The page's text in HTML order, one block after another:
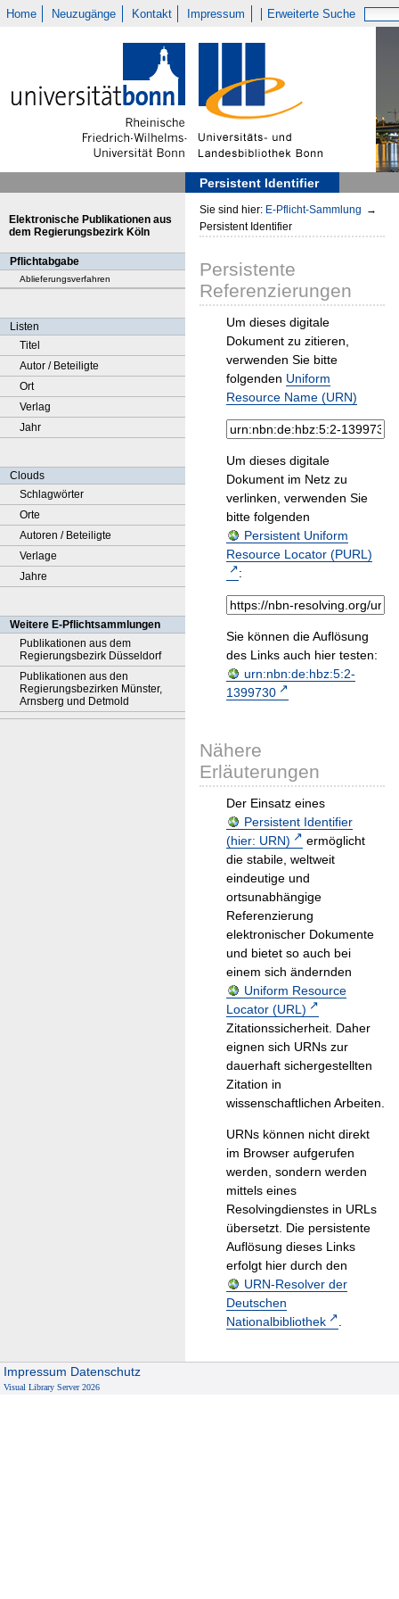
Home Neuzugänge Kontakt Impressum Erweiterte Suche
Persistent Identifier
Elektronische Publikationen aus
dem Regierungsbezirk Köln
Pflichtabgabe
Ablieferungsverfahren
Listen
Titel
Autor / Beteiligte
Ort
Verlag
Jahr
Clouds
Schlagwörter
Orte
Autoren / Beteiligte
Verlage
Jahre
Weitere E-Pflichtsammlungen
Publikationen aus dem
Regierungsbezirk Düsseldorf
Publikationen aus den
Regierungsbezirken Münster,
Arnsberg und Detmold
Sie sind hier: E-Pflicht-Sammlung →
Persistent Identifier
Persistente
Referenzierungen
Um dieses digitale
Dokument zu zitieren,
verwenden Sie bitte
folgenden Uniform
Resource Name (URN)
Um dieses digitale
Dokument im Netz zu
verlinken, verwenden Sie
bitte folgenden
Persistent Uniform
Resource Locator (PURL)
:
Sie können die Auflösung
des Links auch hier testen:
urn:nbn:de:hbz:5:2-
1399730
Nähere
Erläuterungen
Der Einsatz eines
Persistent Identifier
(hier: URN)
ermöglicht
die stabile, weltweit
eindeutige und
ortsunabhängige
Referenzierung
elektronischer Dokumente
und bietet so auch bei
einem sich ändernden
Uniform Resource
Locator (URL)
Zitationssicherheit. Daher
eignen sich URNs zur
dauerhaft sichergestellten
Zitation in
wissenschaftlichen Arbeiten.
URNs können nicht direkt
im Browser aufgerufen
werden, sondern werden
mittels eines
Resolvingdienstes in URLs
übersetzt. Die persistente
Auflösung dieses Links
erfolgt hier durch den
URN-Resolver der
Deutschen
Nationalbibliothek
.
Impressum Datenschutz
Visual Library Server 2026